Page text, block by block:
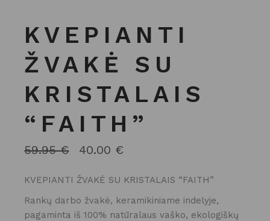
KVEPIANTI
ŽVAKĖ SU
KRISTALAIS
“FAITH”
59.95€
ORIGINAL
WAS:
40.00 €
CURRENT
IS:
KVEPIANTI ŽVAKĖ SU KRISTALAIS “FAITH”
Rankų darbo žvakė, keramikiniame indelyje,
pagaminta iš 100% natūralaus vaško, ekologiškų